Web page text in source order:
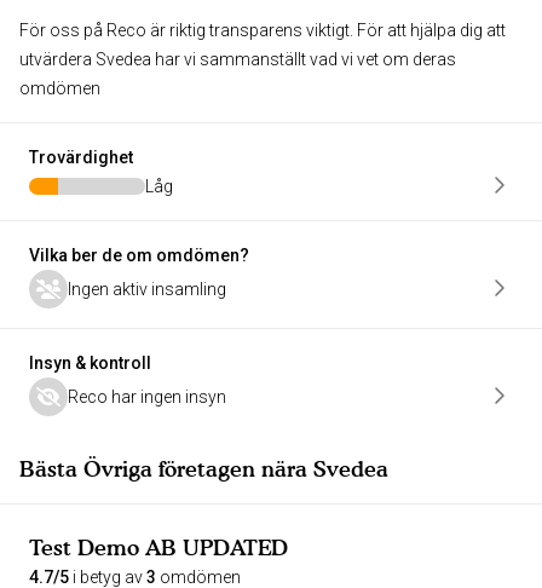
För oss på Reco är riktig transparens viktigt. För att hjälpa dig att
utvärdera Svedea har vi sammanställt vad vi vet om deras
omdömen
Trovärdighet
Låg
Vilka ber de om omdömen?
Ingen aktiv insamling
Insyn & kontroll
Reco har ingen insyn
Bästa Övriga företagen nära Svedea
Test Demo AB UPDATED
4.7/5 i betyg av3 omdömen